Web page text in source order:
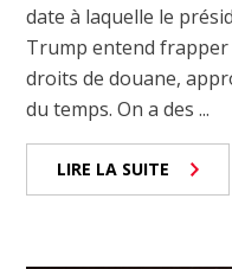
date à laquelle le
Trump entend frapper
droits de douane,
du temps. On a des ...
LIRE LA SUITE